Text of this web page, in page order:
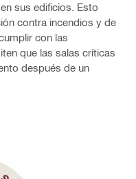
sus edificios. Esto
contra incendios y de
con las
que las salas críticas
después de un